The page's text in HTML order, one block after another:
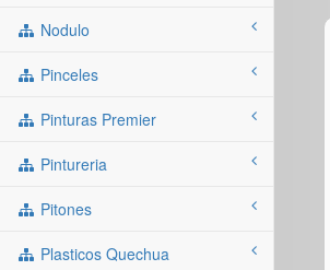
Nodulo
Pinceles
Pinturas Premier
Pintureria
Pitones
Plasticos Quechua